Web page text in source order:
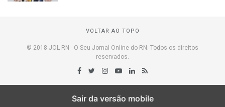
VOLTAR AO TOPO
© 2018 JOL RN - O Seu Jornal Online do RN. Todos os direitos
reservados.
Sair da versão mobile